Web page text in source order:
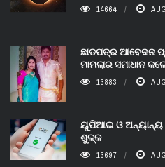
14664
ଛାଡପତ୍ର ଆବେଦନ
ମାମଲାର ସମାଧାନ
13883
ୟୁପିଆଇ ଓ ଅନ୍ୟାନ୍ୟ
ଶୁଳ୍କ
13697